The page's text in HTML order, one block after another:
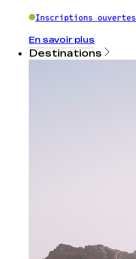
Inscriptions ouvertes
En savoir plus
Destinations